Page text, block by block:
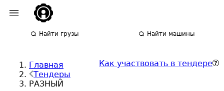
Найти грузы Найти машины
Главная
Тендеры
РАЗНЫЙ
Как участвовать в тендере